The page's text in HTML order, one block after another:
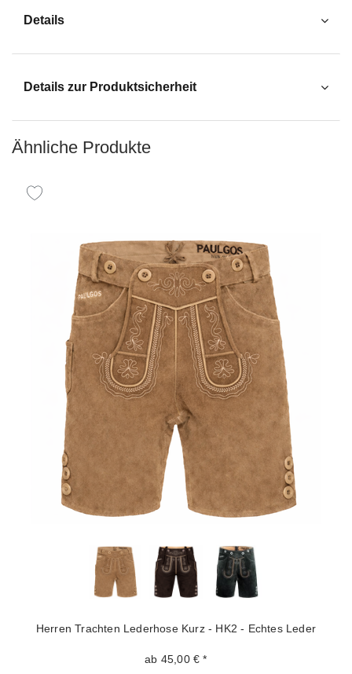
Details
Details zur Produktsicherheit
Ähnliche Produkte
Herren Trachten Lederhose Kurz - HK2 - Echtes Leder
ab 45,00 € *